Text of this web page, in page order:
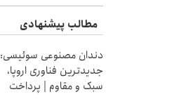
مطالب پیشنهادی
دندان مصنوعی سوئیسی:
جدیدترین فناوری اروپا،
سبک و مقاوم | پرداخت